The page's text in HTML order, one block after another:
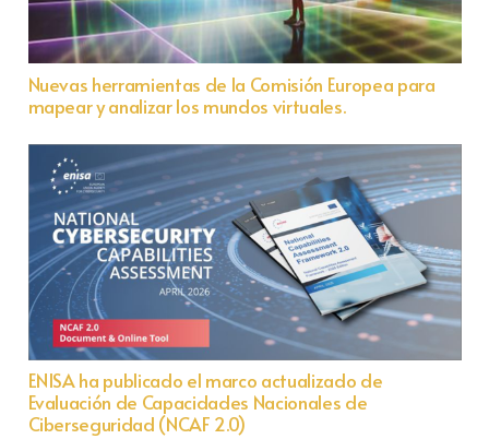
Nuevas herramientas de la Comisión Europea para
mapear y analizar los mundos virtuales.
ENISA ha publicado el marco actualizado de
Evaluación de Capacidades Nacionales de
Ciberseguridad (NCAF 2.0)